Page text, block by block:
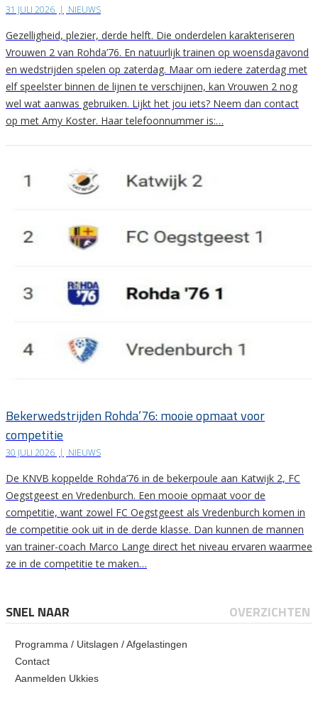
31 JULI 2026 | NIEUWS
Gezelligheid, plezier, derde helft. Die onderdelen karakteriseren
Vrouwen 2 van Rohda’76. En natuurlijk trainen op woensdagavond
en wedstrijden spelen op zaterdag. Maar om iedere zaterdag met
elf speelster binnen de lijnen te verschijnen, kan Vrouwen 2 nog
wel wat aanwas gebruiken. Lijkt het jou iets? Neem dan contact
op met Amy Koster. Haar telefoonnummer is:…
Bekerwedstrijden Rohda’76: mooie opmaat voor
competitie
30 JULI 2026 | NIEUWS
De KNVB koppelde Rohda’76 in de bekerpoule aan Katwijk 2, FC
Oegstgeest en Vredenburch. Een mooie opmaat voor de
competitie, want zowel FC Oegstgeest als Vredenburch komen in
de competitie ook uit in de derde klasse. Dan kunnen de mannen
van trainer-coach Marco Lange direct het niveau ervaren waarmee
ze in de competitie te maken…
SNEL NAAR OVERZICHTEN
Programma / Uitslagen / Afgelastingen
Contact
Aanmelden Ukkies